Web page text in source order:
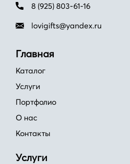
8 (925) 803-61-16
lovigifts@yandex.ru
Главная
Каталог
Услуги
Портфолио
О нас
Контакты
Услуги